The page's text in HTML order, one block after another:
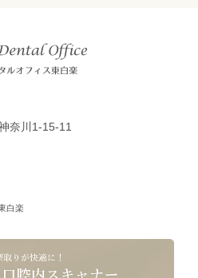
奈川1-15-11
白楽